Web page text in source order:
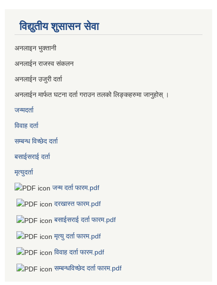
विद्युतीय शुसासन सेवा
अनलाइन भुक्तानी
अनलाईन राजस्व संकलन
अनलाईन उजुरी दर्ता
अनलाईन मार्फत घटना दर्ता गराउन तलको लिङ्कहरुमा जानुहोस् ।
जन्मदर्ता
विवाह दर्ता
सम्बन्ध विच्छेद दर्ता
बसाईसराई दर्ता
मृत्युदर्ता
जन्म दर्ता फारम.pdf
दरखास्त फारम.pdf
बसाईसराई दर्ता फारम.pdf
मृत्यु दर्ता फारम.pdf
विवाह दर्ता फारम.pdf
सम्बन्धविच्छेद दर्ता फारम.pdf